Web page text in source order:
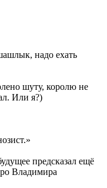
надо ехать
шуту, королю не
Или я?)
предсказал ещё
Владимира